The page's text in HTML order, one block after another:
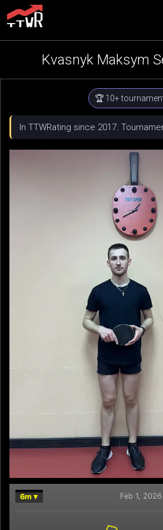
Kvasnyk Maksym
🏆 10+
In TTWRating since 2017.
Chart
Combination chart with 2 data series.
Feb 1, 2026
6m ▾